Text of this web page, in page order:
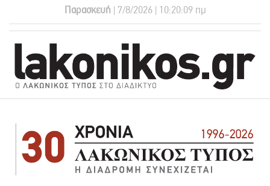
Παρασκευή | 7/8/2026 | 10:20:09 πμ